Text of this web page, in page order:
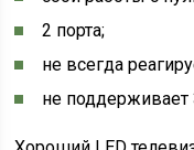
2 порта;
не всегда
не поддерживает